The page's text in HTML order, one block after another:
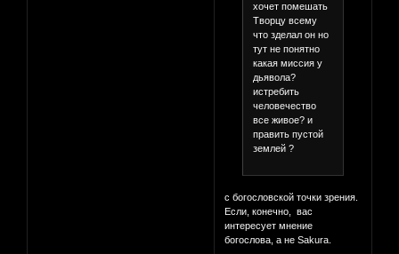
хочет помешать
Творцу всему
что зделал он но
тут не понятно
какая миссия у
дьявола?
истребить
человечество
все живое? и
править пустой
землей ?
с богословской точки зрения.
Если, конечно, вас
интересует мнение
богослова, а не Sakura.